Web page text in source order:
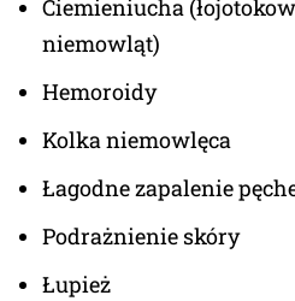
Ciemieniucha
niemowląt)
Hemoroidy
Kolka niemowlęca
Łagodne zapalenie
Podrażnienie skóry
Łupież